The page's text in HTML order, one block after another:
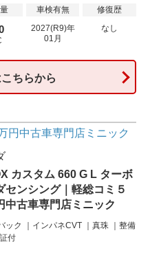
車検有無
2027(R9)年
01月
修復歴
なし
ちらから
円中古車専門店ミニック
カスタム 660 G L ターボ
センシング｜軽総コミ５
中古車専門店ミニック
ック インパネCVT 真珠
整備
付